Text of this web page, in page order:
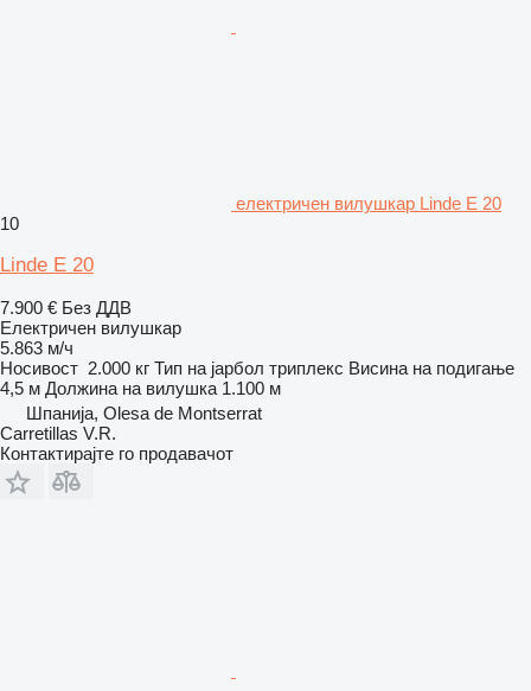
електричен вилушкар Linde E 20
10
Linde E 20
7.900 € Без ДДВ
Електричен вилушкар
5.863 м/ч
Носивост 2.000 кг Тип на јарбол триплекс Висина на подигање
4,5 м Должина на вилушка 1.100 м
Шпанија, Olesa de Montserrat
Carretillas V.R.
Контактирајте го продавачот